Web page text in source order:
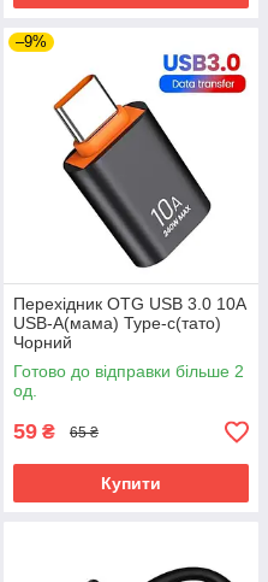
–9%
Перехідник OTG USB 3.0 10A
USB-A(мама) Type-c(тато)
Чорний
Готово до відправки більше 2
од.
59 ₴ 65 ₴
Купити